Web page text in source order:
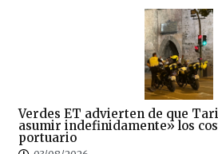
Verdes ET advierten de que
asumir indefinidamente» los
portuario